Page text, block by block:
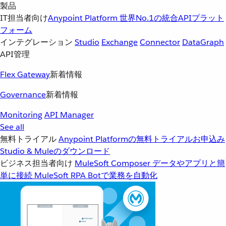
製品
IT担当者向けAnypoint Platform 世界No.1の統合APIプラット
フォーム
インテグレーション Studio ExchangeConnector DataGraph
API管理
Flex Gateway新着情報
Governance新着情報
MonitoringAPI Manager
See all
無料トライアルAnypoint Platformの無料トライアルお申込み
Studio & Muleのダウンロード
ビジネス担当者向け MuleSoft Composer データやアプリと簡
単に接続 MuleSoft RPA Botで業務を自動化